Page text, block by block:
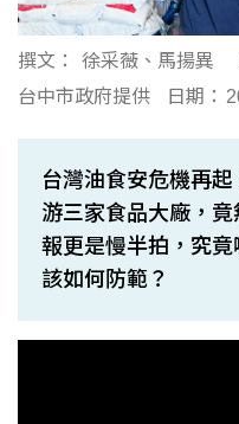
撰文： 徐采薇、馬揚異
台中市政府提供
日期：
台灣油食安危機再
游三家食品大廠，
報更是慢半拍，究
該如何防範？